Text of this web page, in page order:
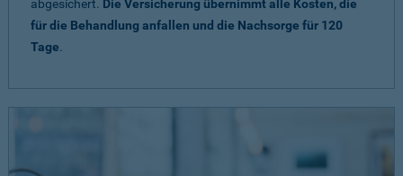
abgesichert. Die Versicherung übernimmt alle Kosten, die
für die Behandlung anfallen und die Nachsorge für 120
Tage.